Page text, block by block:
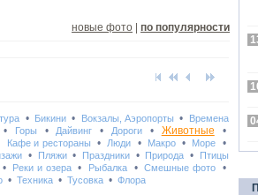
новые фото по популярности
• Бикини • Вокзалы, Аэропорты •
Времена
• Горы •Дайвинг •Дороги • Животные •
Кафе и рестораны •Люди • Макро• Море •
• Пляжи• Праздники• Природа • Птицы
• Реки и озера• Рыбалка•Смешные фото•
• Техника• Тусовка• Флора